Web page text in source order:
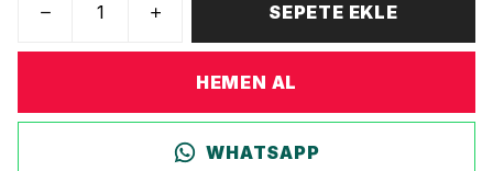
SEPETE EKLE
HEMEN AL
WHATSAPP